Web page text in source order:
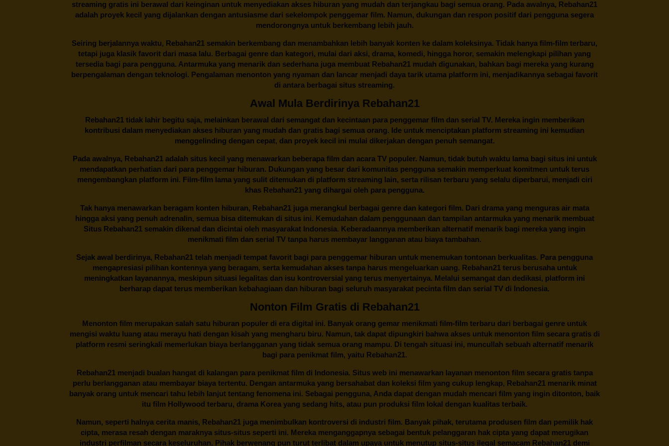
streaming gratis ini berawal dari keinginan untuk menyediakan akses hiburan yang mudah dan terjangkau bagi semua orang. Pada awalnya, Rebahan21
adalah proyek kecil yang dijalankan dengan antusiasme dari sekelompok penggemar film. Namun, dukungan dan respon positif dari pengguna segera
mendorongnya untuk berkembang lebih jauh.
Seiring berjalannya waktu, Rebahan21 semakin berkembang dan menambahkan lebih banyak konten ke dalam koleksinya. Tidak hanya film-film terbaru,
tetapi juga klasik favorit dari masa lalu. Berbagai genre dan kategori, mulai dari aksi, drama, komedi, hingga horor, semakin melengkapi pilihan yang
tersedia bagi para pengguna. Antarmuka yang menarik dan sederhana juga membuatRebahan21mudah digunakan, bahkan bagi mereka yang kurang
berpengalaman dengan teknologi. Pengalaman menonton yang nyaman dan lancar menjadi daya tarik utama platform ini, menjadikannya sebagai favorit
di antara berbagai situs streaming.
Awal Mula Berdirinya Rebahan21
Rebahan21tidak lahir begitu saja, melainkan berawal dari semangat dan kecintaan para penggemar film dan serial TV. Mereka ingin memberikan
kontribusi dalam menyediakan akses hiburan yang mudah dan gratis bagi semua orang. Ide untuk menciptakan platform streaming ini kemudian
menggelinding dengan cepat, dan proyek kecil ini mulai dikerjakan dengan penuh semangat.
Pada awalnya, Rebahan21adalah situs kecil yang menawarkan beberapa film dan acara TV populer. Namun, tidak butuh waktu lama bagi situs ini untuk
mendapatkan perhatian dari para penggemar hiburan. Dukungan yang besar dari komunitas pengguna semakin memperkuat komitmen untuk terus
mengembangkan platform ini. Film-film lama yang sulit ditemukan di platform streaming lain, serta rilisan terbaru yang selalu diperbarui, menjadi ciri
khas Rebahan21yang dihargai oleh para pengguna.
Tak hanya menawarkan beragam konten hiburan, Rebahan21 juga merangkul berbagai genre dan kategori film. Dari drama yang menguras air mata
hingga aksi yang penuh adrenalin, semua bisa ditemukan di situs ini. Kemudahan dalam penggunaan dan tampilan antarmuka yang menarik membuat
Situs Rebahan21 semakin dikenal dan dicintai oleh masyarakat Indonesia. Keberadaannya memberikan alternatif menarik bagi mereka yang ingin
menikmati film dan serial TV tanpa harus membayar langganan atau biaya tambahan.
Sejak awal berdirinya, Rebahan21 telah menjadi tempat favorit bagi para penggemar hiburan untuk menemukan tontonan berkualitas. Para pengguna
mengapresiasi pilihan kontennya yang beragam, serta kemudahan akses tanpa harus mengeluarkan uang. Rebahan21terus berusaha untuk
meningkatkan layanannya, meskipun situasi legalitas dan isu kontroversial yang terus menyertainya. Melalui semangat dan dedikasi, platform ini
berharap dapat terus memberikan kebahagiaan dan hiburan bagi seluruh masyarakat pecinta film dan serial TV di Indonesia.
Nonton Film Gratis di Rebahan21
Menonton film merupakan salah satu hiburan populer di era digital ini. Banyak orang gemar menikmati film-film terbaru dari berbagai genre untuk
mengisi waktu luang atau merayu hati dengan kisah yang mengharu biru. Namun, tak dapat dipungkiri bahwa akses untuk menonton film secara gratis di
platform resmi seringkali memerlukan biaya berlangganan yang tidak semua orang mampu. Di tengah situasi ini, muncullah sebuah alternatif menarik
bagi para penikmat film, yaitu Rebahan21.
Rebahan21menjadi bualan hangat di kalangan para penikmat film di Indonesia. Situs web ini menawarkan layanan menonton film secara gratis tanpa
perlu berlangganan atau membayar biaya tertentu. Dengan antarmuka yang bersahabat dan koleksi film yang cukup lengkap, Rebahan21menarik minat
banyak orang untuk mencari tahu lebih lanjut tentang fenomena ini. Sebagai pengguna, Anda dapat dengan mudah mencari film yang ingin ditonton, baik
itu film Hollywood terbaru, drama Korea yang sedang hits, atau pun produksi film lokal dengan kualitas terbaik.
Namun, seperti halnya cerita manis, Rebahan21 juga menimbulkan kontroversi di industri film. Banyak pihak, terutama produsen film dan pemilik hak
cipta, merasa resah dengan maraknya situs-situs seperti ini. Mereka menganggapnya sebagai bentuk pelanggaran hak cipta yang dapat merugikan
industri perfilman secara keseluruhan. Pihak berwenang pun turut terlibat dalam upaya untuk menutup situs-situs ilegal semacam Rebahan21 demi